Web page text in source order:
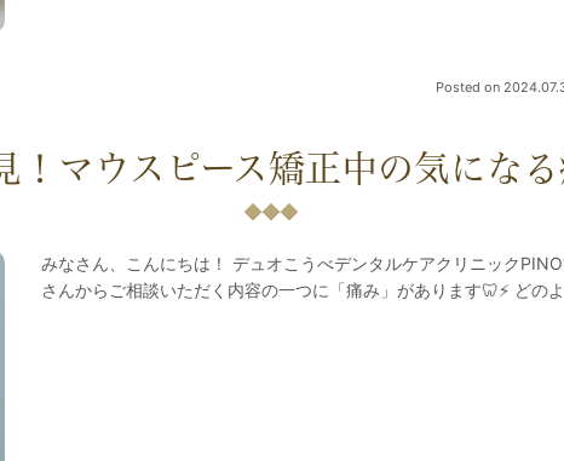
Posted on
！マウスピース矯正中の気にな
みなさん、こんにちは！ デュオこうべデンタルケアクリニック
さんからご相談いただく内容の一つに「痛み」があります🦷⚡ ど